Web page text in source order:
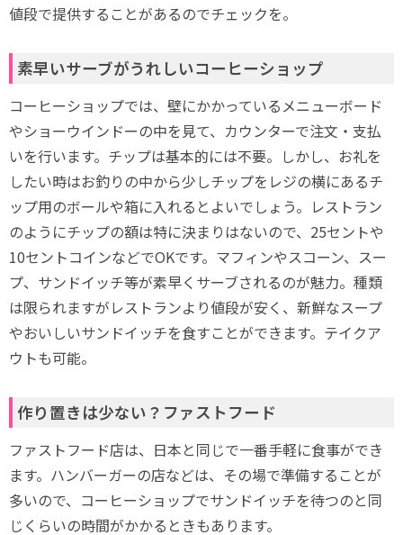
値段で提供することがあるのでチェックを。
素早いサーブがうれしいコーヒーショップ
コーヒーショップでは、壁にかかっているメニューボード
やショーウインドーの中を見て、カウンターで注文・支払
いを行います。チップは基本的には不要。しかし、お礼を
したい時はお釣りの中から少しチップをレジの横にあるチ
ップ用のボールや箱に入れるとよいでしょう。レストラン
のようにチップの額は特に決まりはないので、25セントや
10セントコインなどでOKです。マフィンやスコーン、スー
プ、サンドイッチ等が素早くサーブされるのが魅力。種類
は限られますがレストランより値段が安く、新鮮なスープ
やおいしいサンドイッチを食すことができます。テイクア
ウトも可能。
作り置きは少ない？ファストフード
ファストフード店は、日本と同じで一番手軽に食事ができ
ます。ハンバーガーの店などは、その場で準備することが
多いので、コーヒーショップでサンドイッチを待つのと同
じくらいの時間がかかるときもあります。